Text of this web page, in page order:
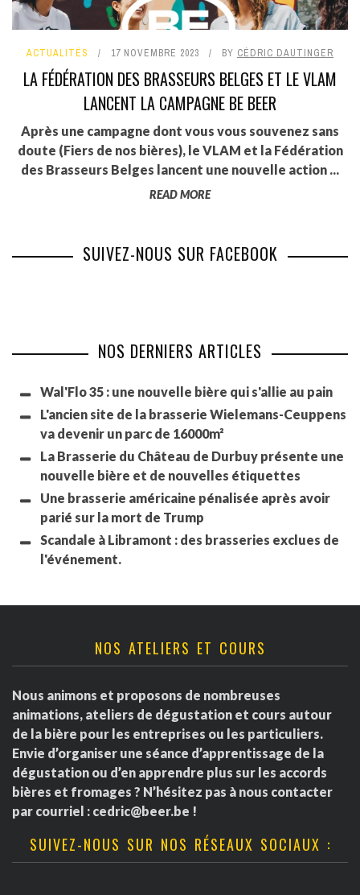
ACTUALITÉS 17 NOVEMBRE 2023 BY CÉDRIC DAUTINGER
LA FÉDÉRATION DES BRASSEURS BELGES ET LE VLAM
LANCENT LA CAMPAGNE BE BEER
Après une campagne dont vous vous souvenez sans
doute (Fiers de nos bières), le VLAM et la Fédération
des Brasseurs Belges lancent une nouvelle action ...
READ MORE
SUIVEZ-NOUS SUR FACEBOOK
NOS DERNIERS ARTICLES
Wal'Flo 35 : une nouvelle bière qui s'allie au pain
L'ancien site de la brasserie Wielemans-Ceuppens
va devenir un parc de 16000m²
La Brasserie du Château de Durbuy présente une
nouvelle bière et de nouvelles étiquettes
Une brasserie américaine pénalisée après avoir
parié sur la mort de Trump
Scandale à Libramont : des brasseries exclues de
l'événement.
NOS ATELIERS ET COURS
Nous animons et proposons de nombreuses
animations, ateliers de dégustation et cours autour
de la bière pour les entreprises ou les particuliers.
Envie d’organiser une séance d’apprentissage de la
dégustation ou d’en apprendre plus sur les accords
bières et fromages ? N’hésitez pas à nous contacter
par courriel : cedric@beer.be !
SUIVEZ-NOUS SUR NOS RÉSEAUX SOCIAUX :